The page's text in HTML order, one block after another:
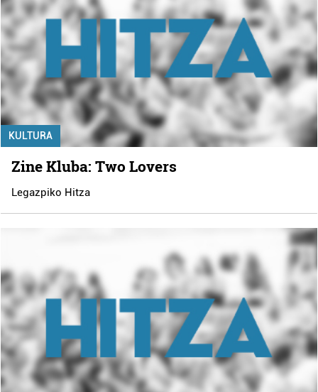
KULTURA
Zine Kluba: Two Lovers
Legazpiko Hitza